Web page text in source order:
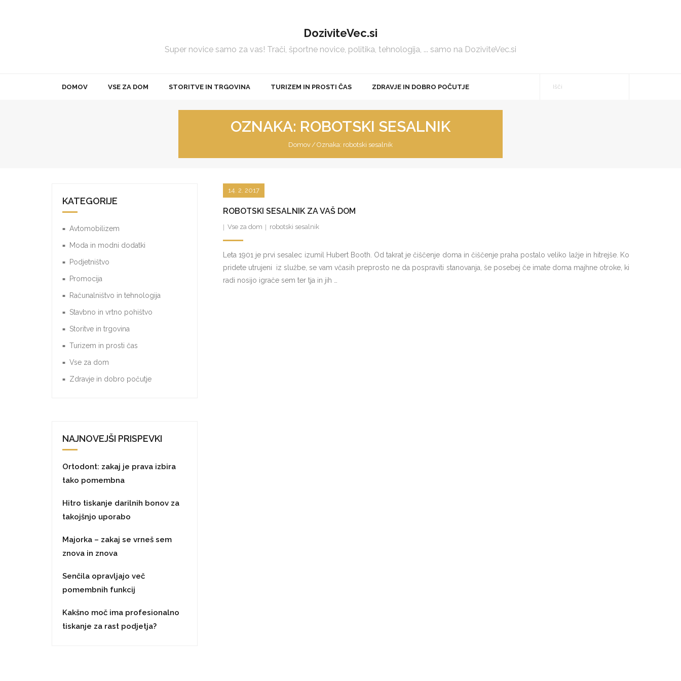
DoziviteVec.si
Super novice samo za vas! Trači, športne novice, politika, tehnologija, ... samo na DoziviteVec.si
DOMOV VSE ZA DOM STORITVE IN TRGOVINA TURIZEM IN PROSTI ČAS ZDRAVJE IN DOBRO POČUTJE
OZNAKA: ROBOTSKI SESALNIK
Domov /Oznaka: robotski sesalnik
ROBOTSKI SESALNIK ZA VAŠ DOM
14. 2. 2017
Vse za dom robotski sesalnik
Leta 1901 je prvi sesalec izumil Hubert Booth. Od takrat je čiščenje doma in čiščenje praha postalo veliko lažje in hitrejše. Ko
pridete utrujeni iz službe, se vam včasih preprosto ne da pospraviti stanovanja, še posebej če imate doma majhne otroke, ki
radi nosijo igrače sem ter tja in jih …
KATEGORIJE
Avtomobilizem
Moda in modni dodatki
Podjetništvo
Promocija
Računalništvo in tehnologija
Stavbno in vrtno pohištvo
Storitve in trgovina
Turizem in prosti čas
Vse za dom
Zdravje in dobro počutje
NAJNOVEJŠI PRISPEVKI
Ortodont: zakaj je prava izbira
tako pomembna
Hitro tiskanje darilnih bonov za
takojšnjo uporabo
Majorka – zakaj se vrneš sem
znova in znova
Senčila opravljajo več
pomembnih funkcij
Kakšno moč ima profesionalno
tiskanje za rast podjetja?